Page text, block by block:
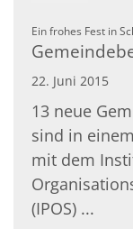
Ein frohes Fest in
22. Juni 2015
13 neue
sind in
mit dem
(IPOS) ...